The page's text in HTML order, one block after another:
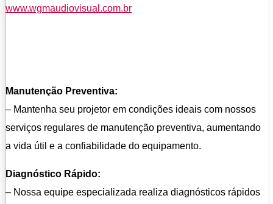
www.wgmaudiovisual.com.br
Manutenção Preventiva:
– Mantenha seu projetor em condições ideais com nossos
serviços regulares de manutenção preventiva, aumentando
a vida útil e a confiabilidade do equipamento.
Diagnóstico Rápido:
– Nossa equipe especializada realiza diagnósticos rápidos